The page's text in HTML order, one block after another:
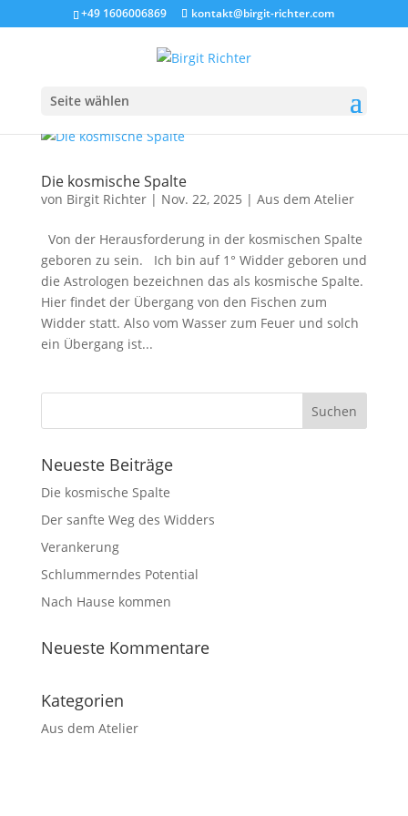
+49 1606006869 kontakt@birgit-richter.com
Seite wählen
Die kosmische Spalte
von Birgit Richter| Nov. 22, 2025 | Aus dem Atelier
Von der Herausforderung in der kosmischen Spalte
geboren zu sein. Ich bin auf 1° Widder geboren und
die Astrologen bezeichnen das als kosmische Spalte.
Hier findet der Übergang von den Fischen zum
Widder statt. Also vom Wasser zum Feuer und solch
ein Übergang ist...
Neueste Beiträge
Die kosmische Spalte
Der sanfte Weg des Widders
Verankerung
Schlummerndes Potential
Nach Hause kommen
Neueste Kommentare
Kategorien
Aus dem Atelier